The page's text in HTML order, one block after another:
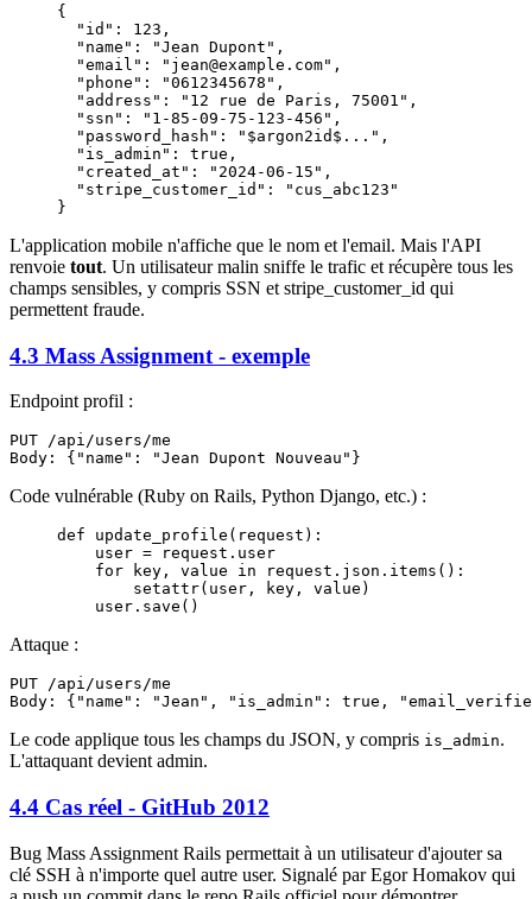
{
  "id"
: 123 ,
  "name"
: "Jean Dupont" ,
  "email"
: "jean@example.com" ,
  "phone"
: "0612345678" ,
  "address"
: "12 rue de Paris, 75001" ,
  "ssn"
: "1-85-09-75-123-456" ,
  "password_hash"
: "$argon2id$..." ,
  "is_admin"
: true ,
  "created_at"
: "2024-06-15" ,
  "stripe_customer_id"
:
"cus_abc123"
}
L'application mobile n'affiche que le nom et l'email. Mais l'API
renvoie tout. Un utilisateur malin sniffe le trafic et récupère tous les
champs sensibles, y compris SSN et stripe_customer_id qui
permettent fraude.
4.3 Mass Assignment - exemple
Endpoint profil :
PUT /api/users/me
Code vulnérable (Ruby on Rails, Python Django, etc.) :
def update_profile (request):
    user
= request.user
    for
key, value in request.json.items():
        setattr
(user, key, value)
    user.save()
Attaque :
PUT /api/users/me
Le code applique tous les champs du JSON, y compris is_admin.
L'attaquant devient admin.
4.4 Cas réel - GitHub 2012
Bug Mass Assignment Rails permettait à un utilisateur d'ajouter sa
clé SSH à n'importe quel autre user. Signalé par Egor Homakov qui